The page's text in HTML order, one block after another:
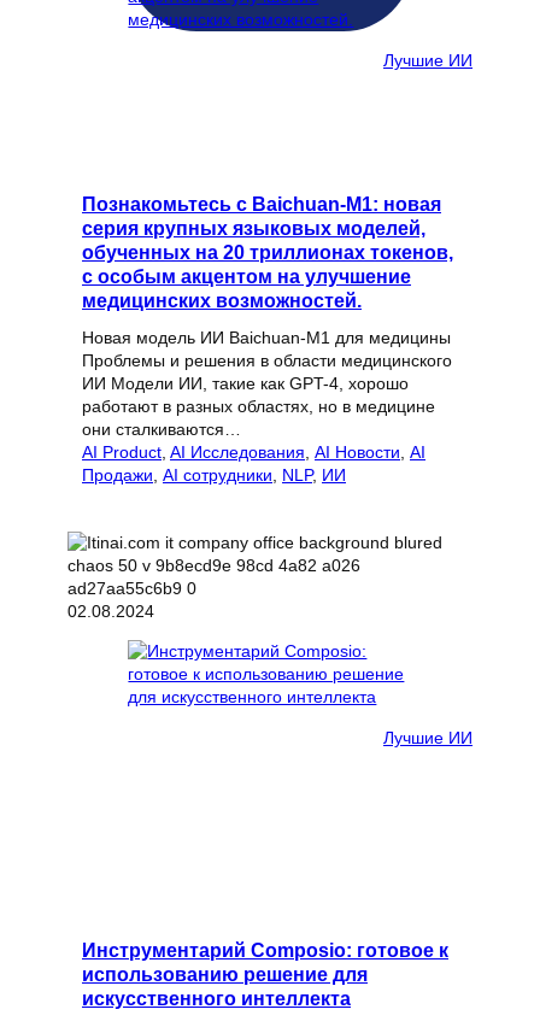
Лучшие ИИ
Познакомьтесь с Baichuan-M1: новая
серия крупных языковых моделей,
обученных на 20 триллионах токенов,
с особым акцентом на улучшение
медицинских возможностей.
Новая модель ИИ Baichuan-M1 для медицины
Проблемы и решения в области медицинского
ИИ Модели ИИ, такие как GPT-4, хорошо
работают в разных областях, но в медицине
они сталкиваются…
AI Product AI Исследования AI Новости AI
Продажи AI сотрудники NLP, ИИ
02.08.2024
Лучшие ИИ
Инструментарий Composio: готовое к
использованию решение для
искусственного интеллекта